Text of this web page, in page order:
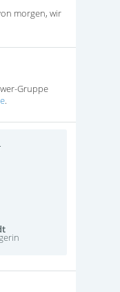
morgen, wir
Gruppe
.